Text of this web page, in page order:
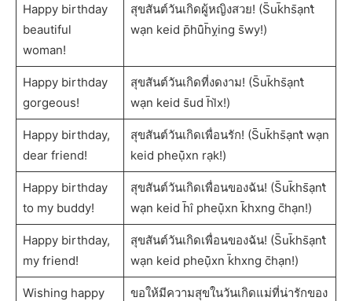
Happy birthday
beautiful
woman!
สุขสันต์วันเกิดผู้หญิงสวย! (S̄uk̄hs̄ạnt̒
wạn keid p̄hū̂h̄ỵing s̄wy!)
Happy birthday
gorgeous!
สุขสันต์วันเกิดที่งดงาม! (S̄uk̄hs̄ạnt̒
wạn keid s̄ud h̄l̀x!)
Happy birthday,
dear friend!
สุขสันต์วันเกิดเพื่อนรัก! (S̄uk̄hs̄ạnt̒ wạn
keid pheụ̄̀xn rạk!)
Happy birthday
to my buddy!
สุขสันต์วันเกิดเพื่อนของฉัน! (S̄uk̄hs̄ạnt̒
wạn keid h̄ı̂ pheụ̄̀xn k̄hxng c̄hạn!)
Happy birthday,
my friend!
สุขสันต์วันเกิดเพื่อนของฉัน! (S̄uk̄hs̄ạnt̒
wạn keid pheụ̄̀xn k̄hxng c̄hạn!)
Wishing happy
ขอให้มีความสุขในวันเกิดแม่ที่น่ารักของ